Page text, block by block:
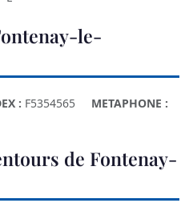
le-
: F5354565
METAPHONE :
de Fontenay-